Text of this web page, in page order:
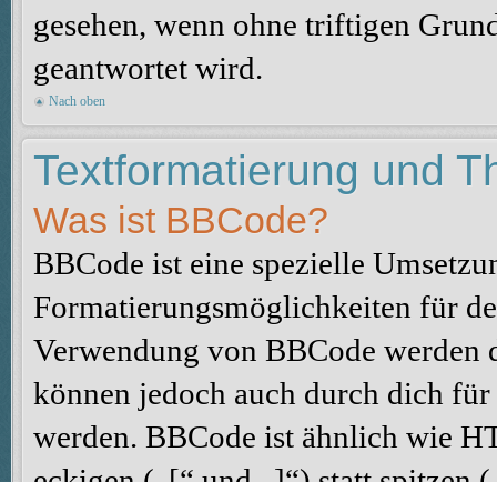
gesehen, wenn ohne triftigen
geantwortet wird.
Nach oben
Textformatierung und
Was ist BBCode?
BBCode ist eine spezielle
Formatierungsmöglichkeiten für
Verwendung von BBCode
können jedoch auch durch dich
werden. BBCode ist ähnlich wie